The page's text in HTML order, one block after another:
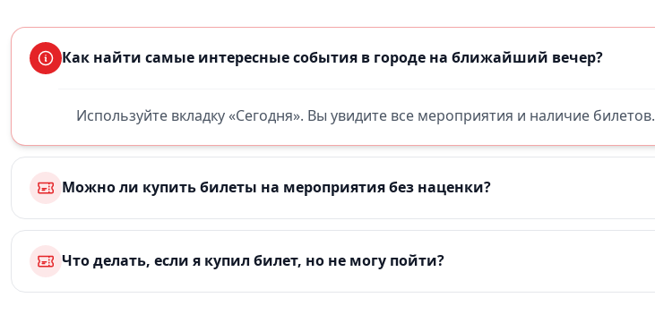
Как найти самые интересные события в городе на ближайший вечер?
Используйте вкладку «Сегодня». Вы увидите все мероприятия и наличие билетов.
Можно ли купить билеты на мероприятия без наценки?
Что делать, если я купил билет, но не могу пойти?